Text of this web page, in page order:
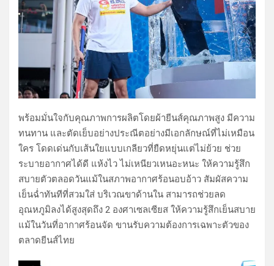
พร้อมมั่นใจกับคุณภาพการผลิตโดยผ้ายีนส์คุณภาพสูง มีความ
ทนทาน และตัดเย็บอย่างประณีตอย่างมีเอกลักษณ์ที่ไม่เหมือน
ใคร โดดเด่นกับเส้นใยแบบเกลียวที่ยืดหยุ่นแต่ไม่ย้วย ช่วย
ระบายอากาศได้ดี แห้งไว ไม่เหนียวเหนอะหนะ ให้ความรู้สึก
สบายตัวตลอดวันแม้ในสภาพอากาศร้อนอบอ้าว สัมผัสความ
เย็นฉ่ำทันทีที่สวมใส่ บริเวณขาด้านใน สามารถช่วยลด
อุณหภูมิลงได้สูงสุดถึง 2 องศาเซลเซียส ให้ความรู้สึกเย็นสบาย
แม้ในวันที่อากาศร้อนจัด ขานรับความต้องการเฉพาะตัวของ
ตลาดยีนส์ไทย